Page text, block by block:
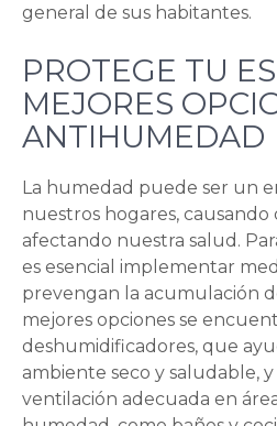
general de sus habitantes.
PROTEGE TU
MEJORES
ANTIHUMEDAD
La humedad puede ser un
nuestros hogares,
afectando nuestra salud.
es esencial implementar
prevengan la acumulación
mejores opciones se
deshumidificadores, que
ambiente seco y saludable,
ventilación adecuada en